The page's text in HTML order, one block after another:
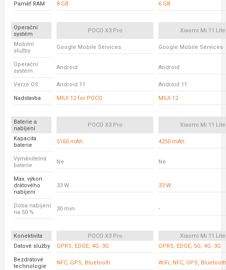
Paměť RAM 8 GB 6 GB
Operační
systém
POCO X3 Pro Xiaomi Mi 11 Lite
Mobilní
služby
Google Mobile Services Google Mobile Services
Operační
systém
Android Android
Verze OS Android 11 Android 11
Nadstavba MIUI 12 for POCO MIUI 12
Baterie a
nabíjení
POCO X3 Pro Xiaomi Mi 11 Lite
Kapacita
baterie
5160 mAh 4250 mAh
Vyměnitelná
baterie
Ne Ne
Max. výkon
drátového
nabíjení
33 W 33 W
Doba nabíjení
na 50 %
30 min. -
Konektivita POCO X3 Pro
Xiaomi Mi 11 Lite
Datové služby
GPRS, EDGE, 4G, 3G GPRS, EDGE, 5G, 4G, 3G
Bezdrátové
technologie
NFC, GPS, Bluetooth WiFi, NFC, GPS, Bluetooth